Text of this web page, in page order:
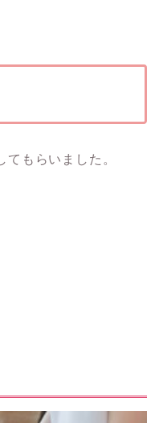
もらいました。